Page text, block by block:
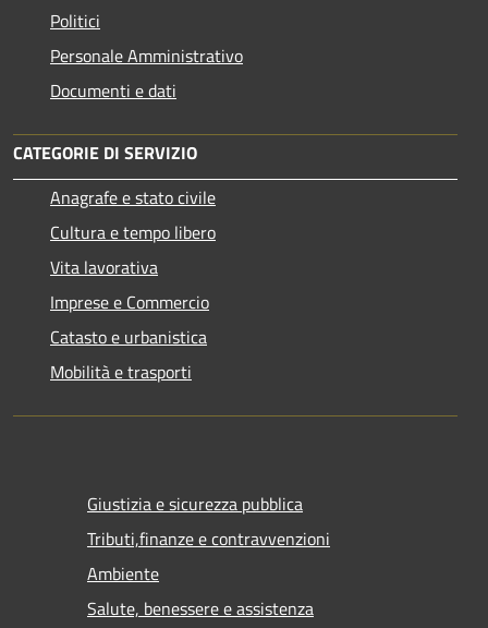
Politici
Personale Amministrativo
Documenti e dati
CATEGORIE DI SERVIZIO
Anagrafe e stato civile
Cultura e tempo libero
Vita lavorativa
Imprese e Commercio
Catasto e urbanistica
Mobilità e trasporti
Giustizia e sicurezza pubblica
Tributi,finanze e contravvenzioni
Ambiente
Salute, benessere e assistenza